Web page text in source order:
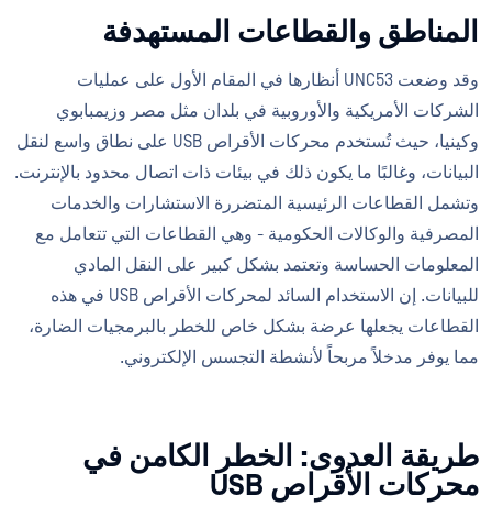
المناطق والقطاعات المستهدفة
وقد وضعت UNC53 أنظارها في المقام الأول على عمليات
الشركات الأمريكية والأوروبية في بلدان مثل مصر وزيمبابوي
وكينيا، حيث تُستخدم محركات الأقراص USB على نطاق واسع لنقل
البيانات، وغالبًا ما يكون ذلك في بيئات ذات اتصال محدود بالإنترنت.
وتشمل القطاعات الرئيسية المتضررة الاستشارات والخدمات
المصرفية والوكالات الحكومية - وهي القطاعات التي تتعامل مع
المعلومات الحساسة وتعتمد بشكل كبير على النقل المادي
للبيانات. إن الاستخدام السائد لمحركات الأقراص USB في هذه
القطاعات يجعلها عرضة بشكل خاص للخطر بالبرمجيات الضارة،
مما يوفر مدخلاً مربحاً لأنشطة التجسس الإلكتروني.
طريقة العدوى: الخطر الكامن في
محركات الأقراص USB